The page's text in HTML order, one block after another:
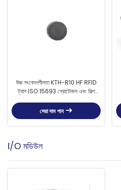
উচ্চ সংবেদনশীলতা KTH-R10 HF RFID
ট্যাগ ISO 15693 প্রোটোকল এবং শিল্প
সেরা দাম পান
I/O মডিউল